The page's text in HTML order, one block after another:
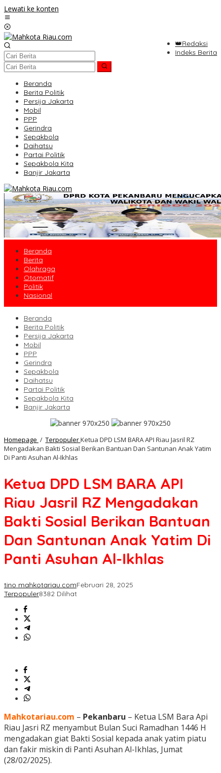
Lewati ke konten
👑Redaksi
Indeks Berita
Beranda
Berita Politik
Persija Jakarta
Mobil
PPP
Gerindra
Sepakbola
Daihatsu
Partai Politik
Sepakbola Kita
Banjir Jakarta
Beranda
Berita
Olahraga
Otomatif
Politik
Nasional
Beranda
Berita Politik
Persija Jakarta
Mobil
PPP
Gerindra
Sepakbola
Daihatsu
Partai Politik
Sepakbola Kita
Banjir Jakarta
Homepage / TerpopulerKetua DPD LSM BARA API Riau Jasril RZ
Mengadakan Bakti Sosial Berikan Bantuan Dan Santunan Anak Yatim
Di Panti Asuhan Al-Ikhlas
Ketua DPD LSM BARA API
Riau Jasril RZ Mengadakan
Bakti Sosial Berikan Bantuan
Dan Santunan Anak Yatim Di
Panti Asuhan Al-Ikhlas
tino mahkotariau.comFebruari 28, 2025
Terpopuler8382 Dilihat
Mahkotariau.com – Pekanbaru – Ketua LSM Bara Api
Riau Jasri RZ menyambut Bulan Suci Ramadhan 1446 H
mengadakan giat Bakti Sosial kepada anak yatim piatu
dan fakir miskin di Panti Asuhan Al-Ikhlas, Jumat
(28/02/2025).